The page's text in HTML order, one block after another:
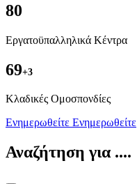
80
Εργατοϋπαλληλικά Κέντρα
69+3
Kλαδικές Ομοσπονδίες
Ενημερωθείτε Ενημερωθείτε
Αναζήτηση για ....